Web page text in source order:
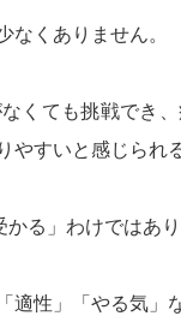
なくありません。
くても挑戦でき
やすいと感じられ
る」わけではあり
適性」「やる気」